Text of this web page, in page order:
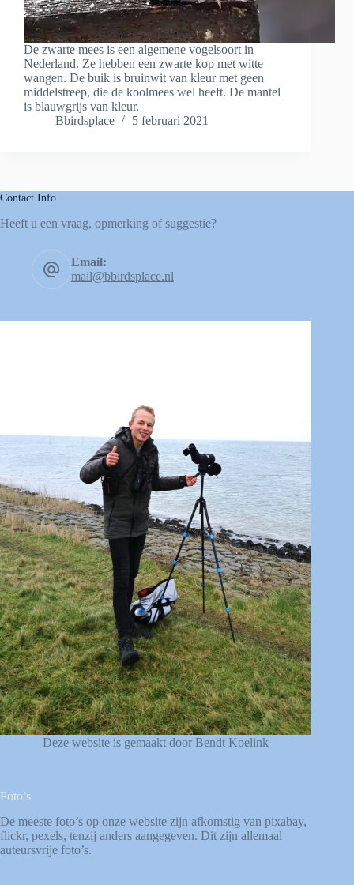
De zwarte mees is een algemene vogelsoort in
Nederland. Ze hebben een zwarte kop met witte
wangen. De buik is bruinwit van kleur met geen
middelstreep, die de koolmees wel heeft. De mantel
is blauwgrijs van kleur.
Bbirdsplace
5 februari 2021
Contact Info
Heeft u een vraag, opmerking of suggestie?
Email:
mail@bbirdsplace.nl
Deze website is gemaakt door Bendt Koelink
Foto’s
De meeste foto’s op onze website zijn afkomstig van pixabay,
flickr, pexels, tenzij anders aangegeven. Dit zijn allemaal
auteursvrije foto’s.